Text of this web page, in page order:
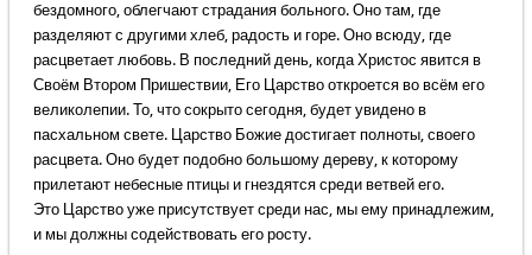
бездомного, облегчают страдания больного. Оно там, где
разделяют с другими хлеб, радость и горе. Оно всюду, где
расцветает любовь. В последний день, когда Христос явится в
Своём Втором Пришествии, Его Царство откроется во всём его
великолепии. То, что сокрыто сегодня, будет увидено в
пасхальном свете. Царство Божие достигает полноты, своего
расцвета. Оно будет подобно большому дереву, к которому
прилетают небесные птицы и гнездятся среди ветвей его.
Это Царство уже присутствует среди нас, мы ему принадлежим,
и мы должны содействовать его росту.